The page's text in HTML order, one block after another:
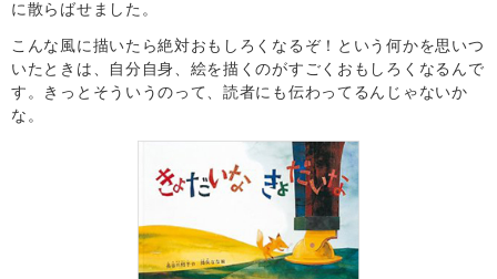
に散らばせました。
こんな風に描いたら絶対おもしろくなるぞ！という何かを思いつ
いたときは、自分自身、絵を描くのがすごくおもしろくなるんで
す。きっとそういうのって、読者にも伝わってるんじゃないか
な。